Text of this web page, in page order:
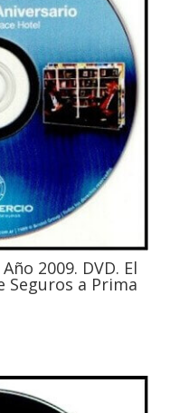
2009. DVD. El
Seguros a Prima